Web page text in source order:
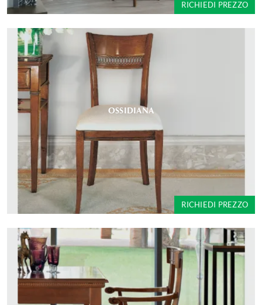
RICHIEDI PREZZO
OSSIDIANA
RICHIEDI PREZZO